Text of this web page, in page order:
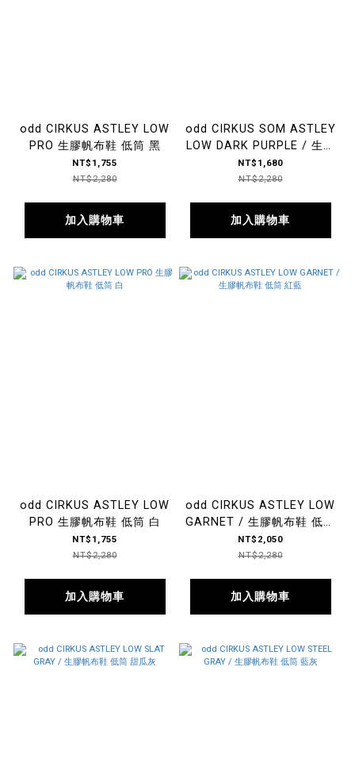
odd CIRKUS ASTLEY LOW
PRO 生膠帆布鞋 低筒 黑
NT$1,755
NT$2,280
加入購物車
odd CIRKUS SOM ASTLEY
LOW DARK PURPLE / 生膠
帆布鞋 低筒 夜景紫
NT$1,680
NT$2,280
加入購物車
odd CIRKUS ASTLEY LOW
PRO 生膠帆布鞋 低筒 白
NT$1,755
NT$2,280
加入購物車
odd CIRKUS ASTLEY LOW
GARNET / 生膠帆布鞋 低筒
紅藍
NT$2,050
NT$2,280
加入購物車